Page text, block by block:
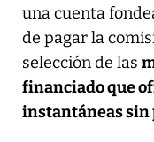
una cuenta
de pagar la
selección de las
financiado que
instantáneas sin